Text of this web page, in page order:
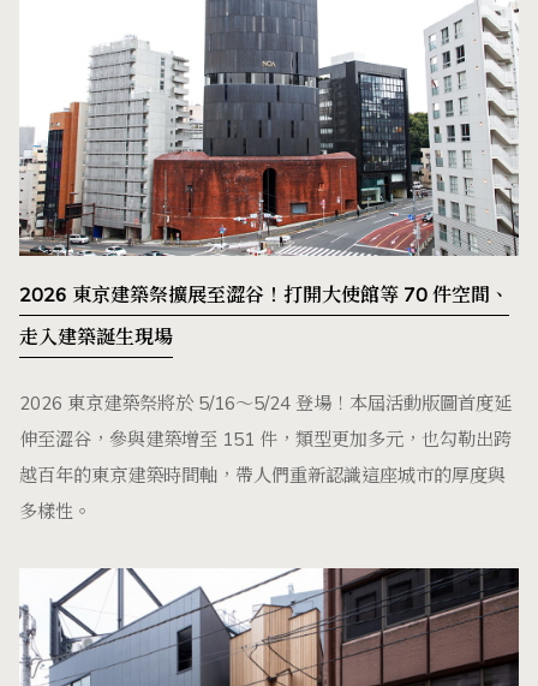
2026 東京建築祭擴展至澀谷！打開大使館等 70 件空間、
走入建築誕生現場
2026 東京建築祭將於 5/16～5/24 登場！本屆活動版圖首度延
伸至澀谷，參與建築增至 151 件，類型更加多元，也勾勒出跨
越百年的東京建築時間軸，帶人們重新認識這座城市的厚度與
多樣性。